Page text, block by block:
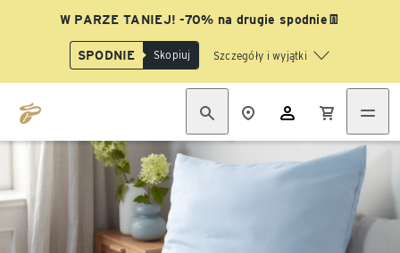
W PARZE TANIEJ! -70% na drugie spodnie👖
SPODNIE Skopiuj Szczegóły i wyjątki